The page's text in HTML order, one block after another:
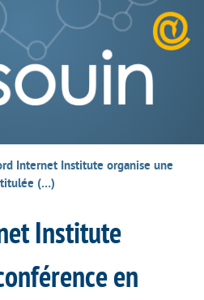
Internet Institute organise une
(…)
Institute
en